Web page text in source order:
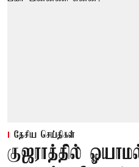
தேசிய செய்திகள்
குஜராத்தில்